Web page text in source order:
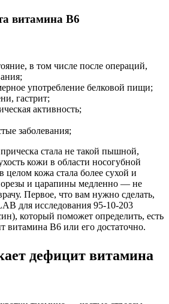
витамина B6
в том числе после операций,
употребление белковой пищи;
гастрит;
активность;
заболевания;
стала не такой пышной,
кожи в области носогубной
целом кожа стала более сухой и
и царапины медленно — не
Первое, что вам нужно сделать,
для исследования 95-10-203
который поможет определить, есть
витамина B6 или его достаточно.
дефицит витамина